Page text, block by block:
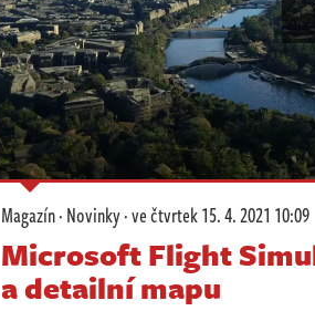
Magazín·Novinky·ve čtvrtek15. 4. 2021 10:09
Microsoft Flight
a detailní mapu